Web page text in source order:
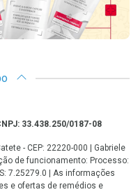
33.438.250/0187-08
- CEP: 22220-000 | Gabriele
de funcionamento: Processo:
7.25279.0 | As informações
e ofertas de remédios e